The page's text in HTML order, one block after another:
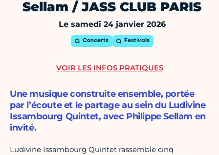
Sellam / JASS CLUB PARIS
Le samedi 24 janvier 2026
Concerts Festivals
Une musique construite ensemble, portée
par l’écoute et le partage au sein du Ludivine
Issambourg Quintet, avec Philippe Sellam en
invité.
Ludivine Issambourg Quintet rassemble cinq
VOIR LES INFOS PRATIQUES